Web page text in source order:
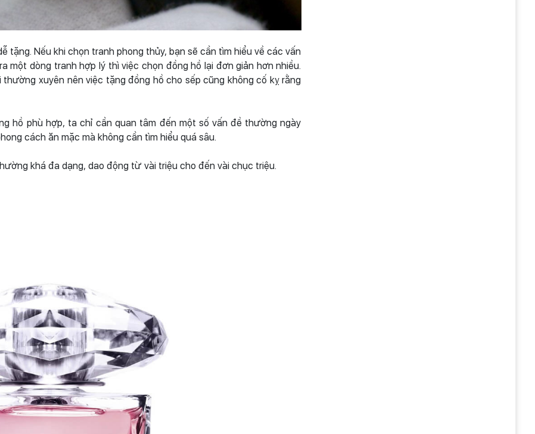
tặng. Nếu khi chọn tranh phong thủy, bạn sẽ cần tìm hiểu về các vấn
một dòng tranh hợp lý thì việc chọn đồng hồ lại đơn giản hơn nhiều.
xuyên nên việc tặng đồng hồ cho sếp cũng không cố kỵ rằng
hồ phù hợp, ta chỉ cần quan tâm đến một số vấn đề thường ngày
cách ăn mặc mà không cần tìm hiểu quá sâu.
khá đa dạng, dao động từ vài triệu cho đến vài chục triệu.